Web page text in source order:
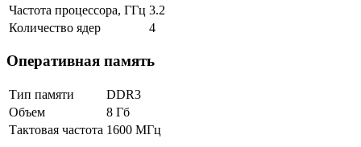
Частота процессора, ГГц 3.2
Количество ядер
4
Оперативная память
Тип памяти
DDR3
Объем
8 Гб
Тактовая частота 1600 МГц